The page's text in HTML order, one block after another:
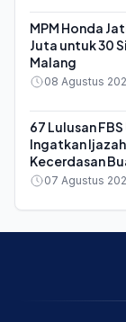
MPM Honda
Juta untuk 30
Malang
08 Agustus
67 Lulusan
Ingatkan
Kecerdasan
07 Agustus